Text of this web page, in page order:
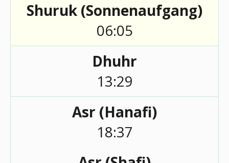
Shuruk (Sonnenaufgang)
06:05
Dhuhr
13:29
Asr (Hanafi)
18:37